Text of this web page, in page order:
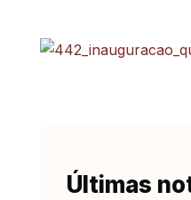
Últimas